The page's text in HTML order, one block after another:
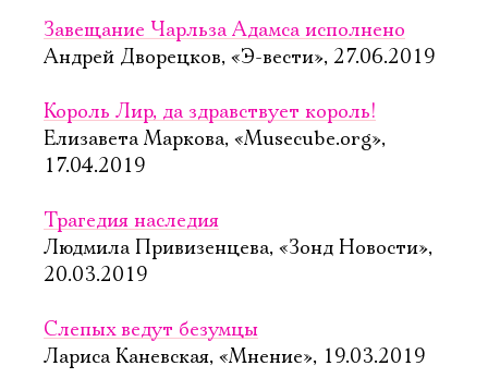
Завещание Чарльза Адамса исполнено
Андрей Дворецков, «Э-вести», 27.06.2019
Король Лир, да здравствует король!
Елизавета Маркова, «Musecube.org»,
17.04.2019
Трагедия наследия
Людмила Привизенцева, «Зонд Новости»,
20.03.2019
Слепых ведут безумцы
Лариса Каневская, «Мнение», 19.03.2019